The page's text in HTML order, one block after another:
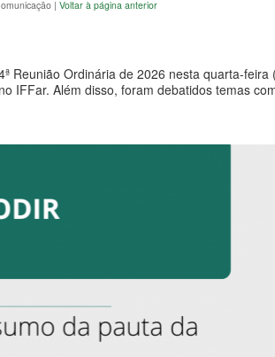
| Voltar à página anterior
Reunião Ordinária de 2026 nesta quarta-
IFFar. Além disso, foram debatidos temas